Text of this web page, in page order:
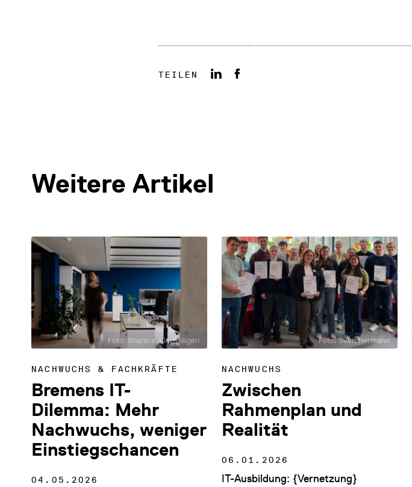
TEILEN
Weitere Artikel
Foto: Shanice Allerheiligen
NACHWUCHS & FACHKRÄFTE
Bremens IT-
Dilemma: Mehr
Nachwuchs, weniger
Einstiegschancen
04.05.2026
Foto: Sven Hermann
NACHWUCHS
Zwischen
Rahmenplan und
Realität
06.01.2026
IT-Ausbildung: {Vernetzung}